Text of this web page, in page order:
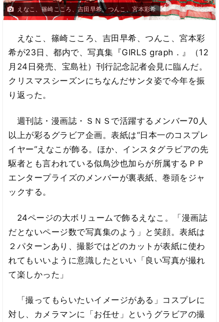
えなこ、篠崎こころ、吉田早希、つんこ、宮本彩希
えなこ、篠崎こころ、吉田早希、つんこ、宮本彩
希が23日、都内で、写真集『GIRLS graph．』（12
月24日発売、宝島社）刊行記念記者会見に臨んだ。
クリスマスシーズンにちなんだサンタ姿で今年を振
り返った。
週刊誌・漫画誌・ＳＮＳで活躍するメンバー70人
以上が彩るグラビア企画。表紙は“日本一のコスプレ
イヤー”えなこが飾る。ほか、インスタグラビアの先
駆者とも言われている似鳥沙也加らが所属するＰＰ
エンタープライズのメンバーが裏表紙、巻頭をジャ
ックする。
24ページの大ボリュームで飾るえなこ。「漫画誌
だとないページ数で写真集のよう」と笑顔。表紙は
２パターンあり、撮影ではどのカットが表紙に使わ
れてもいいように意識したといい「良い写真が撮れ
て楽しかった」
「撮ってもらいたいイメージがある」コスプレに
対し、カメラマンに「お任せ」というグラビアの撮